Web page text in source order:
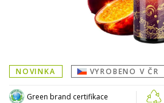
NOVINKA VYROBENO V ČR
Green brand certifikace